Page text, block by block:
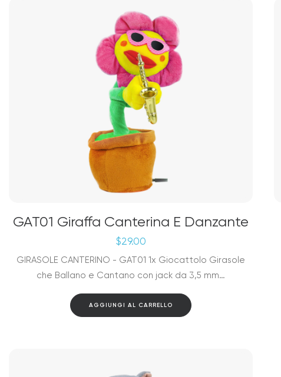
GAT01 Giraffa Canterina E Danzante
$29.00
GIRASOLE CANTERINO - GAT01 1x Giocattolo Girasole
che Ballano e Cantano con jack da 3,5 mm…
AGGIUNGI AL CARRELLO